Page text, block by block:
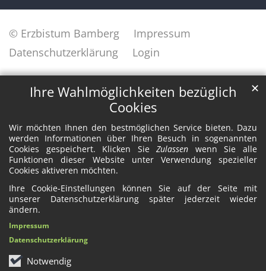
Ihre Wahlmöglichkeiten bezüglich
Cookies
Wir möchten Ihnen den bestmöglichen Service bieten. Dazu
werden Informationen über Ihren Besuch in sogenannten
Cookies gespeichert. Klicken SieZulassen wenn Sie alle
Funktionen dieser Website unter Verwendung spezieller
Cookies aktiveren möchten.
Ihre Cookie-Einstellungen können Sie auf der Seite mit
unserer Datenschutzerklärung später jederzeit wieder
ändern.
Notwendig
✕
Impressum
Datenschutzerklärung
© Erzbistum Bamberg
Impressum
Datenschutzerklärung
Login